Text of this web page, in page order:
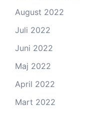
August 2022
Juli 2022
Juni 2022
Maj 2022
April 2022
Mart 2022